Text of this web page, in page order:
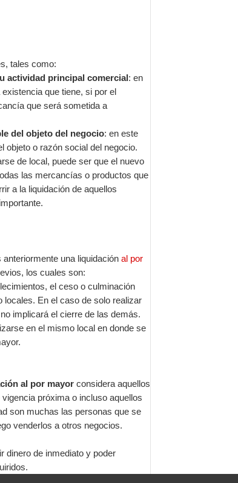
tales como:
actividad principal comercial: en
que tiene, si por el
que será sometida a
del objeto del negocio: en este
objeto o razón social del negocio.
de local, puede ser que el nuevo
las mercancías o productos que
a la liquidación de aquellos
una liquidación al por
los cuales son:
el ceso o culminación
locales. En el caso de solo realizar
implicará el cierre de las demás.
en el mismo local en donde se
al por mayor considera aquellos
próxima o incluso aquellos
son muchas las personas que se
venderlos a otros negocios.
dinero de inmediato y poder